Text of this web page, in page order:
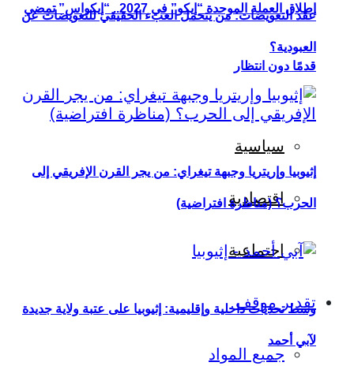
إطلاق العملة الموحدة “إيكو” في 2027.. “إيكواس” تمضي
قدمًا دون انتظار
سياسية
اقتصادية
اجتماعية
تقدير موقف
جميع المواد
عقد التعويضات: من يتحمل العبء الحقيقي للتعويضات عن
العبودية؟
إثيوبيا وإريتريا وجبهة تيغراي: من يجر القرن الإفريقي إلى
الحرب؟ (مناظرة افتراضية)
وسط تحديات داخلية وإقليمية: إثيوبيا على عتبة ولاية جديدة
لآبي أحمد